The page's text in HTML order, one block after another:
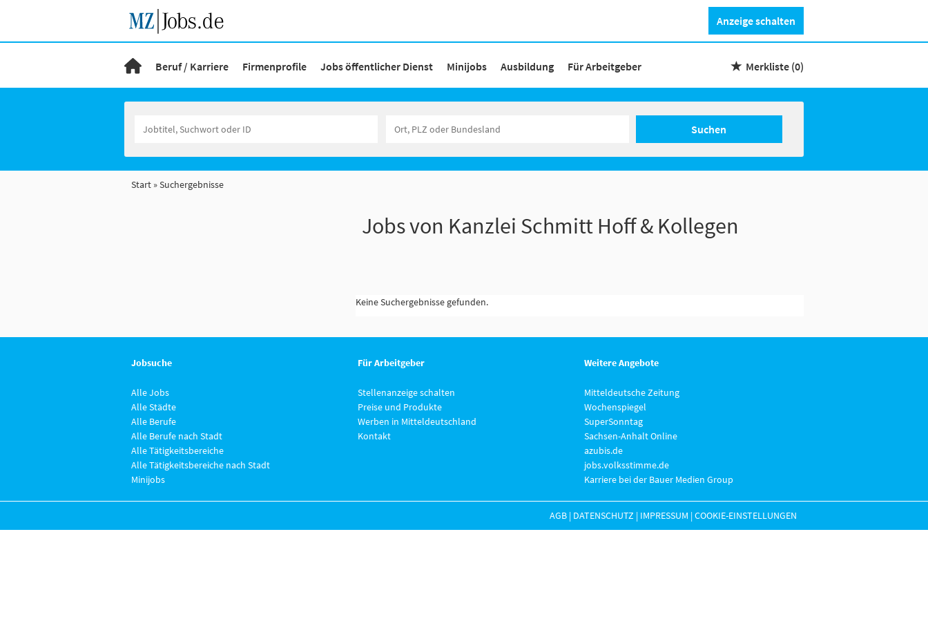
Anzeige schalten
Beruf / Karriere Firmenprofile Jobs öffentlicher Dienst Minijobs Ausbildung Für Arbeitgeber Merkliste (0)
Suchen
Start Suchergebnisse
Jobs von Kanzlei Schmitt Hoff & Kollegen
Keine Suchergebnisse gefunden.
Jobsuche
Alle Jobs
Alle Städte
Alle Berufe
Alle Berufe nach Stadt
Alle Tätigkeitsbereiche
Alle Tätigkeitsbereiche nach Stadt
Minijobs
Für Arbeitgeber
Stellenanzeige schalten
Preise und Produkte
Werben in Mitteldeutschland
Kontakt
Weitere Angebote
Mitteldeutsche Zeitung
Wochenspiegel
SuperSonntag
Sachsen-Anhalt Online
azubis.de
jobs.volksstimme.de
Karriere bei der Bauer Medien Group
AGB | DATENSCHUTZ | IMPRESSUM |COOKIE-EINSTELLUNGEN